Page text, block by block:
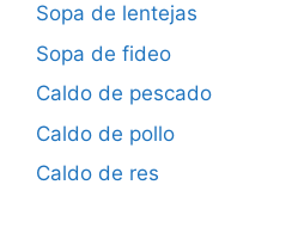
Sopa de lentejas
Sopa de fideo
Caldo de pescado
Caldo de pollo
Caldo de res